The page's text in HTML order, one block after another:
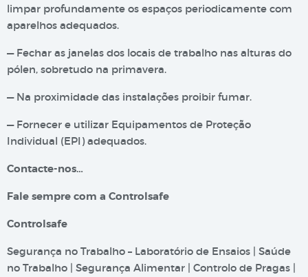
limpar profundamente os espaços periodicamente com
aparelhos adequados.
— Fechar as janelas dos locais de trabalho nas alturas do
pólen, sobretudo na primavera.
— Na proximidade das instalações proibir fumar.
— Fornecer e utilizar Equipamentos de Proteção
Individual (EPI) adequados.
Contacte-nos…
Fale sempre com a Controlsafe
Controlsafe
Segurança no Trabalho – Laboratório de Ensaios | Saúde
no Trabalho | Segurança Alimentar | Controlo de Pragas |